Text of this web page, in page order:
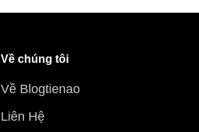
Về chúng tôi
Về Blogtienao
Liên Hệ